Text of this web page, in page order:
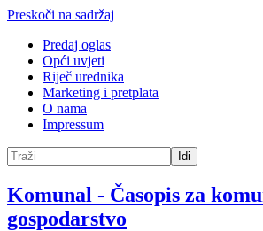
Preskoči na sadržaj
Predaj oglas
Opći uvjeti
Riječ urednika
Marketing i pretplata
O nama
Impressum
Idi
Komunal - Časopis za
gospodarstvo